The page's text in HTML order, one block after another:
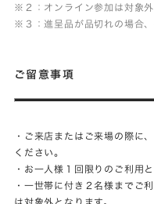
※２
：オンライン参加は対象外
※３：進呈品が品切れの場合
ご留意事項
・ご来店またはご来場の際に
ください。
・お一人様１回限りのご利用と
・一世帯に付き２名様までご
は対象外となります。